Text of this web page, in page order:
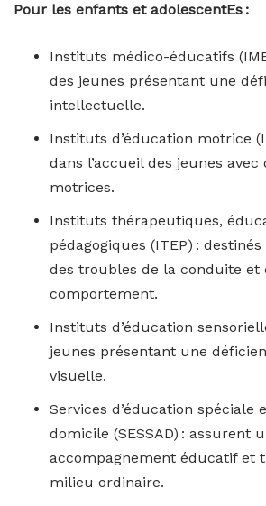
Pour les enfants et adolescentEs :
Instituts médico-éducatifs
des jeunes présentant une
intellectuelle.
Instituts d’éducation motrice
dans l’accueil des jeunes avec
motrices.
Instituts thérapeutiques,
pédagogiques (ITEP) :
des troubles de la conduite et
comportement.
Instituts d’éducation
jeunes présentant une
visuelle.
Services d’éducation spéciale
domicile (SESSAD) : assurent
accompagnement éducatif et
milieu ordinaire.